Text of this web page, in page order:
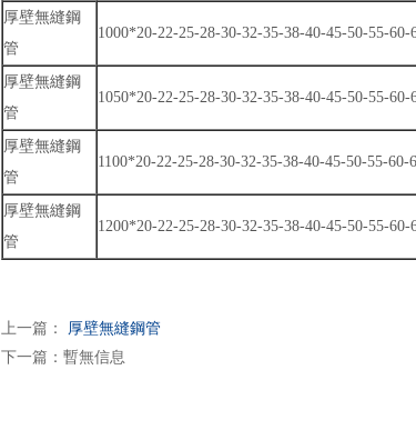
厚壁無縫鋼
管
1000*20-22-25-28-30-32-35-38-40-45-50-55-
厚壁無縫鋼
管
1050*20-22-25-28-30-32-35-38-40-45-50-55-
厚壁無縫鋼
管
1100*20-22-25-28-30-32-35-38-40-45-50-55-
厚壁無縫鋼
管
1200*20-22-25-28-30-32-35-38-40-45-50-55-
上一篇： 厚壁無縫鋼管
下一篇：暫無信息